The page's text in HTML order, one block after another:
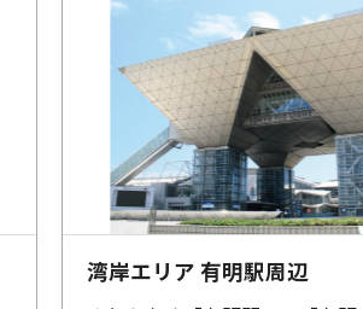
湾岸エリア 有明駅周辺